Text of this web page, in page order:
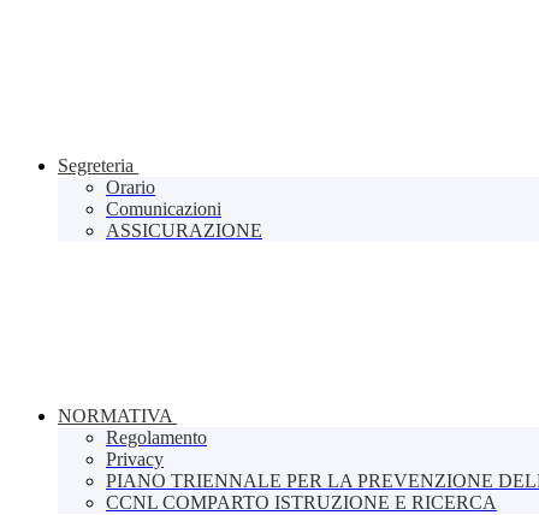
Segreteria
Orario
Comunicazioni
ASSICURAZIONE
NORMATIVA
Regolamento
Privacy
PIANO TRIENNALE PER LA PREVENZIONE
CCNL COMPARTO ISTRUZIONE E RICERCA